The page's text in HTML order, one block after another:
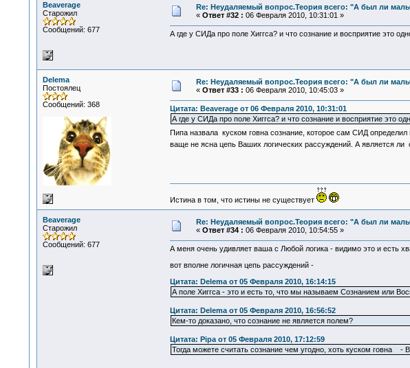
Beaverage
Старожил
Сообщений: 677
Re: Неудаляемый вопрос.Теория всего: "А был ли
« Ответ #32 : 06 Февраля 2010, 10:31:01 »
А где у СИДа про поле Хиггса? и что сознание и восприятие это
Delema
Постоялец
Сообщений: 368
Re: Неудаляемый вопрос.Теория всего: "А был ли
« Ответ #33 : 06 Февраля 2010, 10:45:03 »
Цитата: Beaverage от 06 Февраля 2010, 10:31:01
А где у СИДа про поле Хиггса? и что сознание и восприятие это
Пипа назвала куском говна сознание, которое сам СИД
ваще не ясна цепь Ваших логических рассуждений. А является
Истина в том, что истины не существует
Beaverage
Старожил
Сообщений: 677
Re: Неудаляемый вопрос.Теория всего: "А был ли
« Ответ #34 : 06 Февраля 2010, 10:54:55 »
А меня очень удивляет ваша с Любой логика - видимо это и есть
вот вполне логичная цепь рассуждений -
Цитата: Delema от 05 Февраля 2010, 16:14:15
А поле Хиггса - это и есть то, что мы называем Сознанием или
Цитата: Delema от 05 Февраля 2010, 16:56:52
Кем-то доказано, что сознание не является полем?
Цитата: Pipa от 05 Февраля 2010, 17:12:59
Тогда можете считать сознание чем угодно, хоть куском говна -